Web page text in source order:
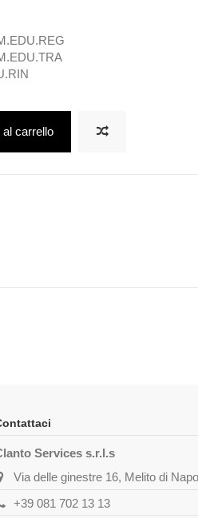
al carrello
Services s.r.l.s
Via delle ginestre 16, Melito di
+39 081 702 13 13